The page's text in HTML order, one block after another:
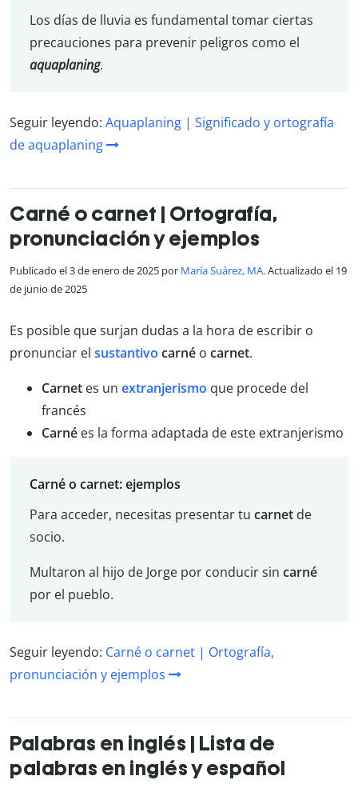
Los días de lluvia es fundamental tomar ciertas
precauciones para prevenir peligros como el
aquaplaning.
Seguir leyendo: Aquaplaning | Significado y ortografía
de aquaplaning
Carné o carnet | Ortografía,
pronunciación y ejemplos
Publicado el 3 de enero de 2025 por María Suárez, MA. Actualizado el 19
de junio de 2025
Es posible que surjan dudas a la hora de escribir o
pronunciar el sustantivo carné o carnet.
Carnet es un extranjerismo que procede del
francés
Carné es la forma adaptada de este extranjerismo
Carné o carnet: ejemplos
Para acceder, necesitas presentar tu carnetde
socio.
Multaron al hijo de Jorge por conducir sin carné
por el pueblo.
Seguir leyendo: Carné o carnet | Ortografía,
pronunciación y ejemplos
Palabras en inglés | Lista de
palabras en inglés y español